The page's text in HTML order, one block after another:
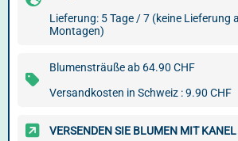
Lieferung: 5 Tage / 7 (keine Lieferung
Montagen)
Blumensträuße ab 64.90 CHF
Versandkosten in Schweiz : 9.90 CHF
VERSENDEN SIE BLUMEN MIT KANEL